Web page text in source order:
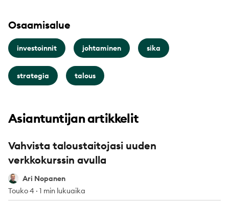
Osaamisalue
investoinnit johtaminen sika
strategia talous
Asiantuntijan artikkelit
Vahvista taloustaitojasi uuden
verkkokurssin avulla
Ari Nopanen
Ari Nopanen
Touko 4 · 1 min lukuaika